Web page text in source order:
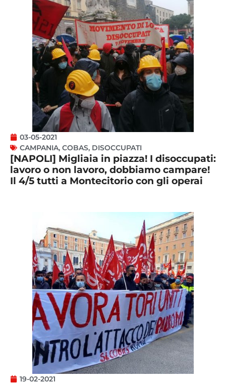
03-05-2021
CAMPANIA, COBAS, DISOCCUPATI
[NAPOLI] Migliaia in piazza! I disoccupati:
lavoro o non lavoro, dobbiamo campare!
Il 4/5 tutti a Montecitorio con gli operai
19-02-2021